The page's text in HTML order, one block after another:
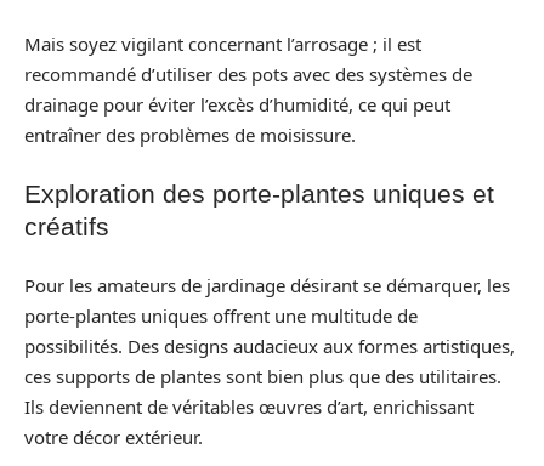
Mais soyez vigilant concernant l’arrosage ; il est
recommandé d’utiliser des pots avec des systèmes de
drainage pour éviter l’excès d’humidité, ce qui peut
entraîner des problèmes de moisissure.
Exploration des porte-plantes uniques et
créatifs
Pour les amateurs de jardinage désirant se démarquer, les
porte-plantes uniques offrent une multitude de
possibilités. Des designs audacieux aux formes artistiques,
ces supports de plantes sont bien plus que des utilitaires.
Ils deviennent de véritables œuvres d’art, enrichissant
votre décor extérieur.